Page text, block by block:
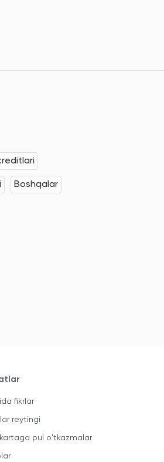
Boshqalar
fikrlar
reytingi
pul o'tkazmalar